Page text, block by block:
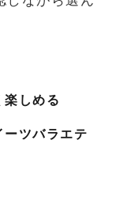
楽しめる
ツバラエテ